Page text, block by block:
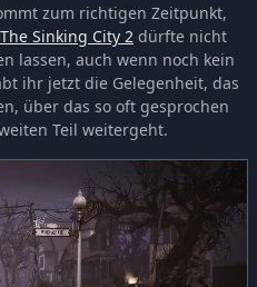
zum richtigen Zeitpunkt,
The Sinking City 2 dürfte nicht
lassen, auch wenn noch kein
ihr jetzt die Gelegenheit, das
über das so oft gesprochen
Teil weitergeht.